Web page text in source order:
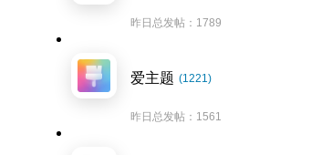
昨日总发帖：1789
爱主题 (1221)
昨日总发帖：1561